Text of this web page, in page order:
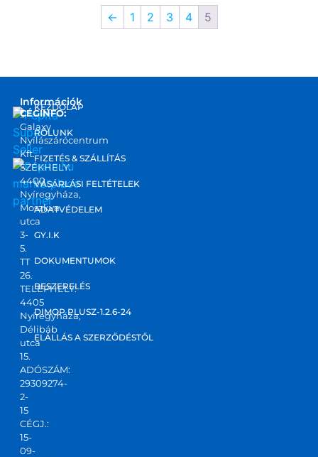
← 1 2 3 4 5
marketplace
partner
Információk
CÉGINFO:
Galaxy
Nyílászárócentrum
Kft.
SZÉKHELY:
4400
Nyíregyháza,
Moszkva
utca
3-
5.
TT
26.
TELEPHELY:
4405
Nyíregyháza,
Délibáb
utca
15.
ADÓSZÁM:
29309274-
2-
15
CÉGJ.:
15-
09-
KEZDŐLAP
RÓLUNK
FIZETÉS & SZÁLLÍTÁS
VÁSÁRLÁSI FELTÉTELEK
ADATVÉDELEM
GY.I.K
DOKUMENTUMOK
BESZERELÉS
DIMOP PLUSZ-1.2.6-24
ELÁLLÁS A SZERZŐDÉSTŐL